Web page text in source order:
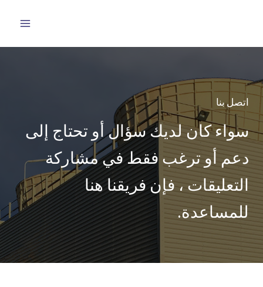
اتصل بنا
سواء كان لديك سؤال أو تحتاج إلى
دعم أو ترغب فقط في مشاركة
التعليقات ، فإن فريقنا هنا
للمساعدة.